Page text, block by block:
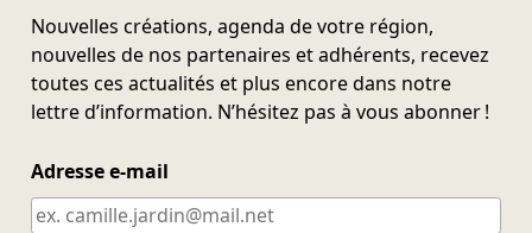
Nouvelles créations, agenda de votre région,
nouvelles de nos partenaires et adhérents, recevez
toutes ces actualités et plus encore dans notre
lettre d’information. N’hésitez pas à vous abonner !
Adresse e-mail